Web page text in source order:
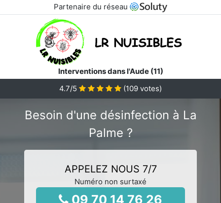
Partenaire du réseau
Interventions dans l'Aude (11)
4.7/5 (109 votes)
Besoin d'une désinfection à La
Palme ?
APPELEZ NOUS 7/7
Numéro non surtaxé
09 70 14 76 26